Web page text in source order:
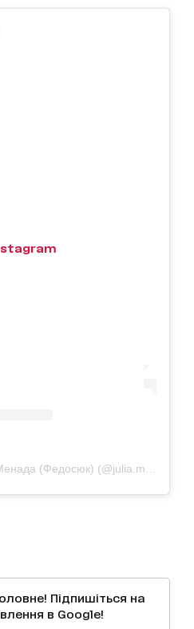
Підпишіться на
в Google!